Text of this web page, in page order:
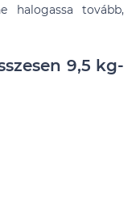
halogassa tovább,
9,5 kg-